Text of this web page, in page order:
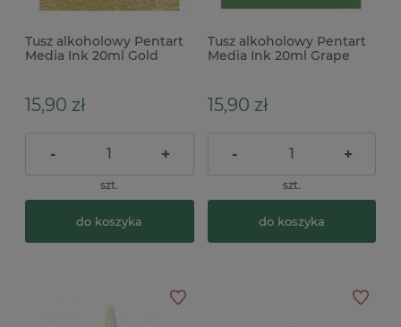
Tusz alkoholowy Pentart
Media Ink 20ml Gold
15,90 zł
- +
szt.
do koszyka
Tusz alkoholowy Pentart
Media Ink 20ml Grape
15,90 zł
- +
szt.
do koszyka